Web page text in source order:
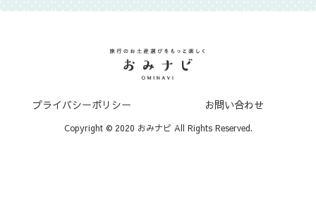
プライバシーポリシー お問い合わせ
Copyright © 2020 おみナビ All Rights Reserved.